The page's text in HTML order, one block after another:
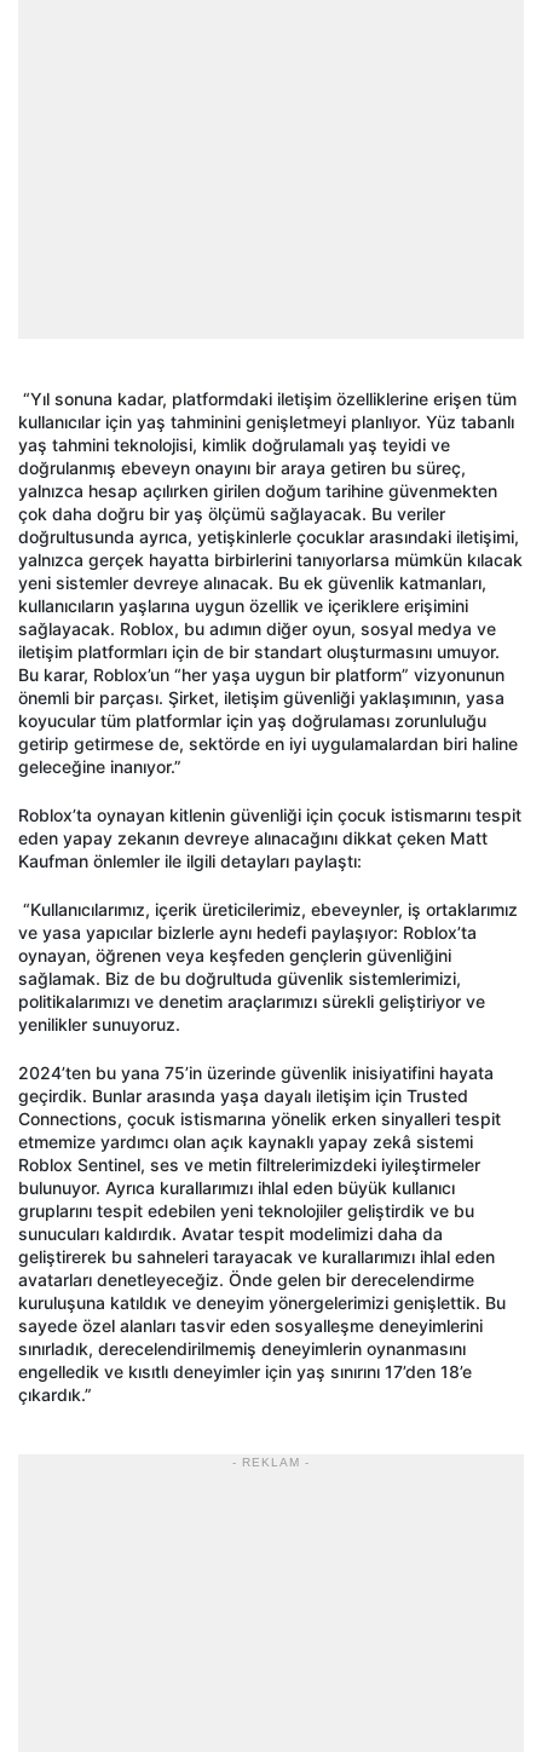
“Yıl sonuna kadar, platformdaki iletişim özelliklerine erişen tüm
kullanıcılar için yaş tahminini genişletmeyi planlıyor. Yüz tabanlı
yaş tahmini teknolojisi, kimlik doğrulamalı yaş teyidi ve
doğrulanmış ebeveyn onayını bir araya getiren bu süreç,
yalnızca hesap açılırken girilen doğum tarihine güvenmekten
çok daha doğru bir yaş ölçümü sağlayacak. Bu veriler
doğrultusunda ayrıca, yetişkinlerle çocuklar arasındaki iletişimi,
yalnızca gerçek hayatta birbirlerini tanıyorlarsa mümkün kılacak
yeni sistemler devreye alınacak. Bu ek güvenlik katmanları,
kullanıcıların yaşlarına uygun özellik ve içeriklere erişimini
sağlayacak. Roblox, bu adımın diğer oyun, sosyal medya ve
iletişim platformları için de bir standart oluşturmasını umuyor.
Bu karar, Roblox’un “her yaşa uygun bir platform” vizyonunun
önemli bir parçası. Şirket, iletişim güvenliği yaklaşımının, yasa
koyucular tüm platformlar için yaş doğrulaması zorunluluğu
getirip getirmese de, sektörde en iyi uygulamalardan biri haline
geleceğine inanıyor.”
Roblox’ta oynayan kitlenin güvenliği için çocuk istismarını tespit
eden yapay zekanın devreye alınacağını dikkat çeken Matt
Kaufman önlemler ile ilgili detayları paylaştı:
“Kullanıcılarımız, içerik üreticilerimiz, ebeveynler, iş ortaklarımız
ve yasa yapıcılar bizlerle aynı hedefi paylaşıyor: Roblox’ta
oynayan, öğrenen veya keşfeden gençlerin güvenliğini
sağlamak. Biz de bu doğrultuda güvenlik sistemlerimizi,
politikalarımızı ve denetim araçlarımızı sürekli geliştiriyor ve
yenilikler sunuyoruz.
2024’ten bu yana 75’in üzerinde güvenlik inisiyatifini hayata
geçirdik. Bunlar arasında yaşa dayalı iletişim için Trusted
Connections, çocuk istismarına yönelik erken sinyalleri tespit
etmemize yardımcı olan açık kaynaklı yapay zekâ sistemi
Roblox Sentinel, ses ve metin filtrelerimizdeki iyileştirmeler
bulunuyor. Ayrıca kurallarımızı ihlal eden büyük kullanıcı
gruplarını tespit edebilen yeni teknolojiler geliştirdik ve bu
sunucuları kaldırdık. Avatar tespit modelimizi daha da
geliştirerek bu sahneleri tarayacak ve kurallarımızı ihlal eden
avatarları denetleyeceğiz. Önde gelen bir derecelendirme
kuruluşuna katıldık ve deneyim yönergelerimizi genişlettik. Bu
sayede özel alanları tasvir eden sosyalleşme deneyimlerini
sınırladık, derecelendirilmemiş deneyimlerin oynanmasını
engelledik ve kısıtlı deneyimler için yaş sınırını 17’den 18’e
çıkardık.”
- REKLAM -